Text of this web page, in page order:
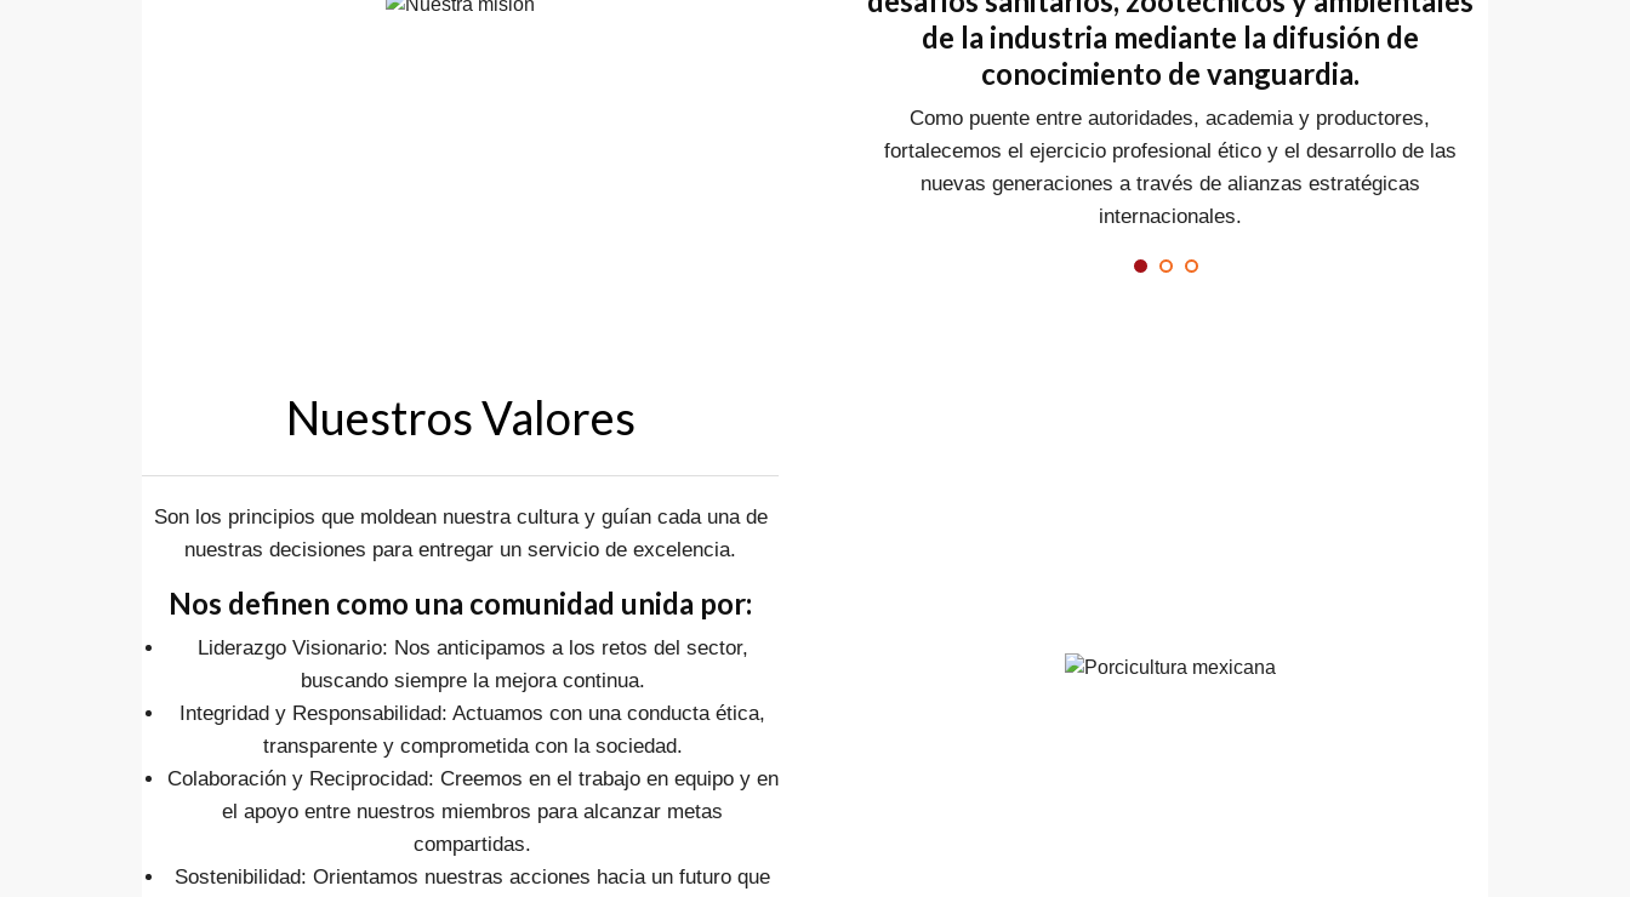
de la industria mediante la difusión de
conocimiento de vanguardia.
Como puente entre autoridades, academia y productores,
fortalecemos el ejercicio profesional ético y el desarrollo de las
nuevas generaciones a través de alianzas estratégicas
internacionales.
Nuestros Valores
Son los principios que moldean nuestra cultura y guían cada una de
nuestras decisiones para entregar un servicio de excelencia.
Nos definen como una comunidad unida por:
Liderazgo Visionario: Nos anticipamos a los retos del sector,
buscando siempre la mejora continua.
Integridad y Responsabilidad: Actuamos con una conducta ética,
transparente y comprometida con la sociedad.
Colaboración y Reciprocidad: Creemos en el trabajo en equipo y en
el apoyo entre nuestros miembros para alcanzar metas
compartidas.
Sostenibilidad: Orientamos nuestras acciones hacia un futuro que